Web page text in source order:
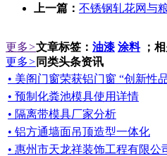
上一篇： 不锈钢轧花网与
更多>文章标签： 油漆 涂料；相
更多> 同类头条资讯
• 美阁门窗荣获铝门窗 “创新性
• 预制化粪池模具使用详情
• 隔离带模具厂家分析
• 铝方通墙面吊顶造型一体化
• 惠州市天龙祥装饰工程有限公